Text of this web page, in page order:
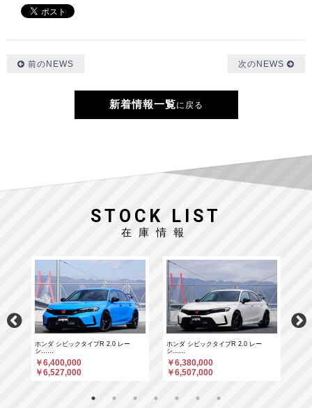
前のNEWS 次のNEWS
新着情報一覧に戻る
STOCK LIST
在庫情報
ホンダ シビックタイプR 2.0 レー
シ……
￥6,400,000
￥6,527,000
ホンダ シビックタイプR 2.0 レー
シ……
￥6,380,000
￥6,507,000